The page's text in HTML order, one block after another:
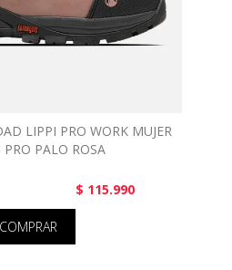
LIPPI PRO WORK MUJER
PRO PALO ROSA
$ 115.990
COMPRAR